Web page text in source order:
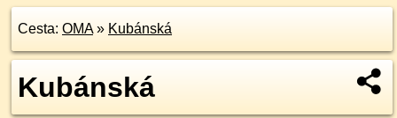
Cesta: OMA» Kubánská
Kubánská